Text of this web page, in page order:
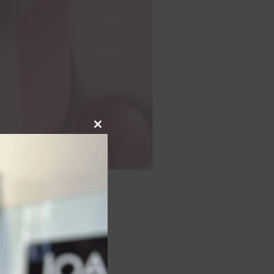
Close this module